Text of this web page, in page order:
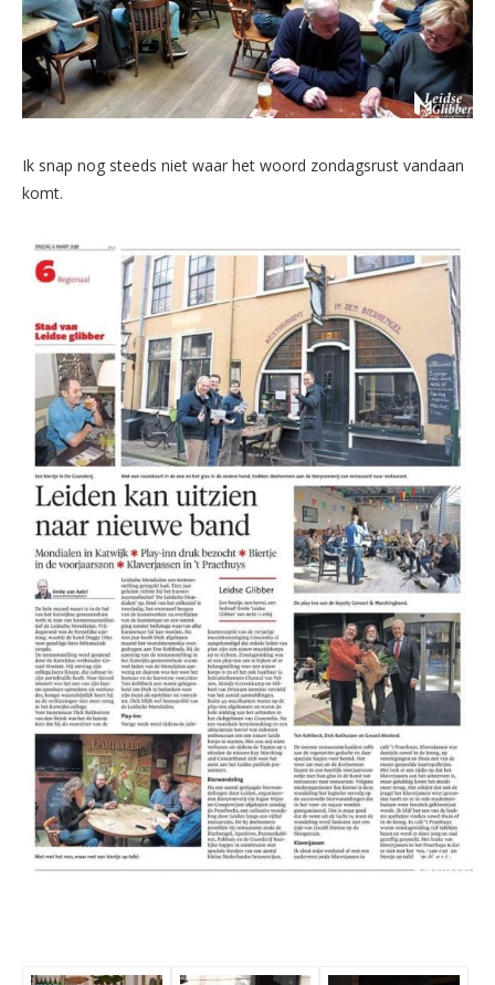
Ik snap nog steeds niet waar het woord zondagsrust vandaan
komt.